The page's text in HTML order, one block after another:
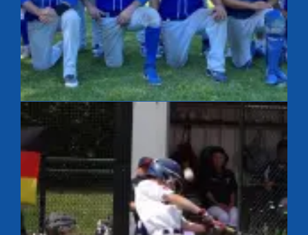
French Summer League